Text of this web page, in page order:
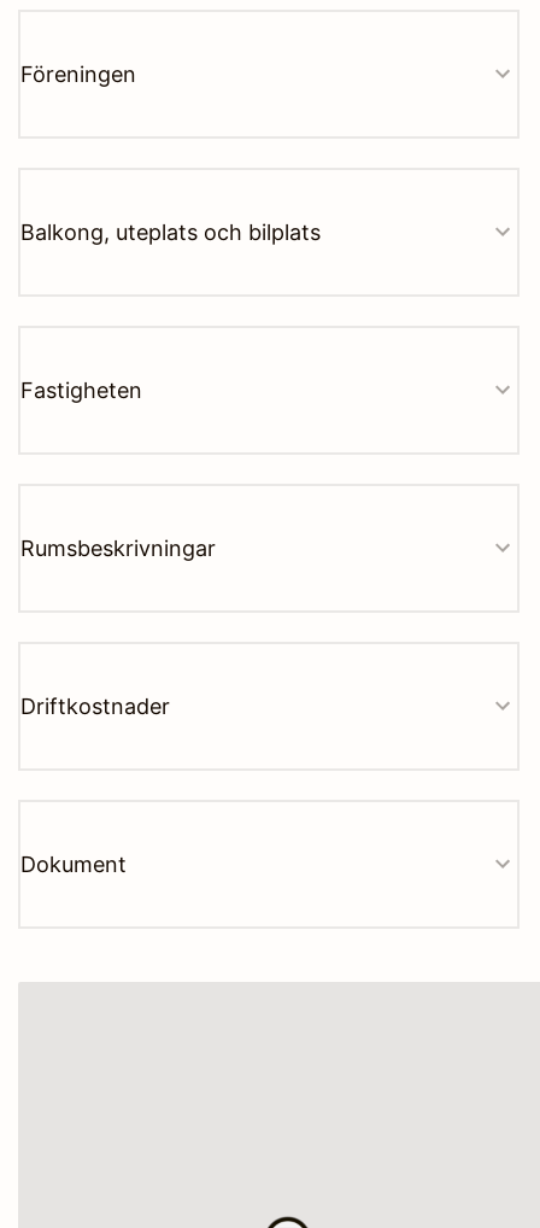
Föreningen
Balkong, uteplats och bilplats
Fastigheten
Rumsbeskrivningar
Driftkostnader
Dokument